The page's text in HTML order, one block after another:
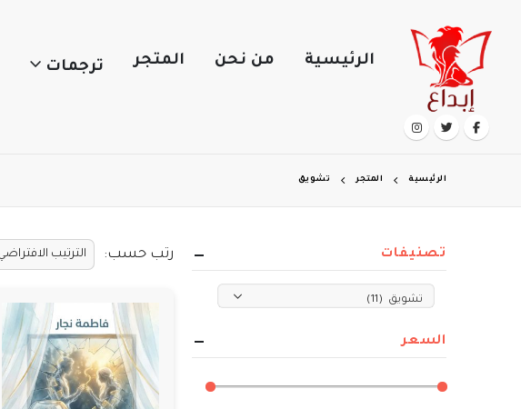
الرئيسية من نحن المتجر ترجمات
الرئيسية المتجر تشويق
رتب حسب: تصنيفات
السعر